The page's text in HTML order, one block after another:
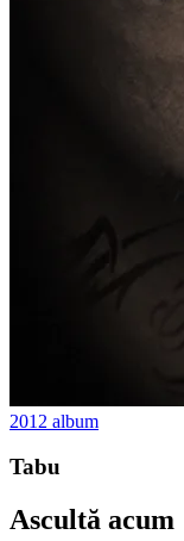
2012 album
Tabu
Ascultă acum